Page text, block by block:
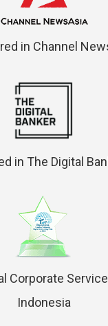
in Channel
in The Digital
Corporate
Indonesia